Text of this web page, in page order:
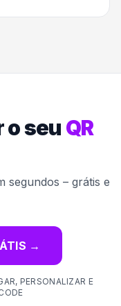
o seu QR
segundos – grátis e
→
PERSONALIZAR E